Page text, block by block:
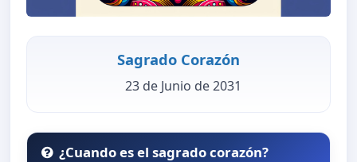
Sagrado Corazón
23 de Junio de 2031
¿Cuando es el sagrado corazón?